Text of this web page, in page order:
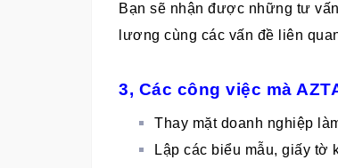
Bạn sẽ nhận được những tư
lương cùng các vấn đề liên
3, Các công việc mà
Thay mặt doanh nghiệp
Lập các biểu mẫu, giấy tờ